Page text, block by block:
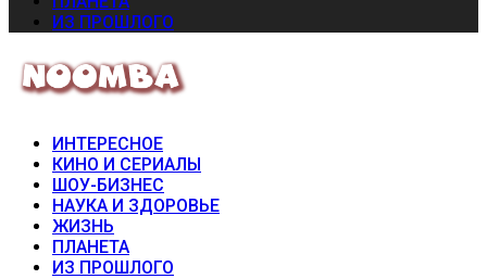
ИЗ ПРОШЛОГО
ИНТЕРЕСНОЕ
КИНО И СЕРИАЛЫ
ШОУ-БИЗНЕС
НАУКА И ЗДОРОВЬЕ
ЖИЗНЬ
ПЛАНЕТА
ИЗ ПРОШЛОГО